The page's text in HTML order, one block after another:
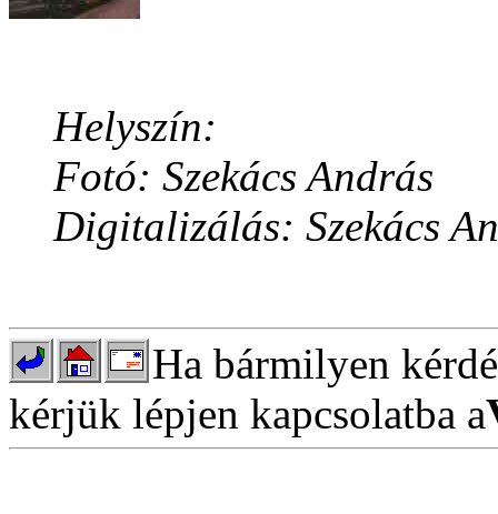
Helyszín:
Fotó: Szekács András
Digitalizálás: Szekács
Ha bármilyen
kérjük lépjen kapcsolatba a